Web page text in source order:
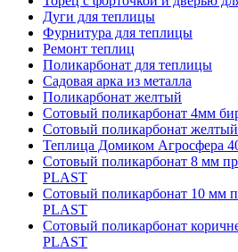
Дуги для теплицы
Фурнитура для теплицы
Ремонт теплиц
Поликарбонат для теплицы
Садовая арка из металла
Поликарбонат желтый
Сотовый поликарбонат 4мм
Сотовый поликарбонат
Теплица Домиком Агросфера
Сотовый поликарбонат 8 мм
PLAST
Сотовый поликарбонат 10 мм
PLAST
Сотовый поликарбонат
PLAST